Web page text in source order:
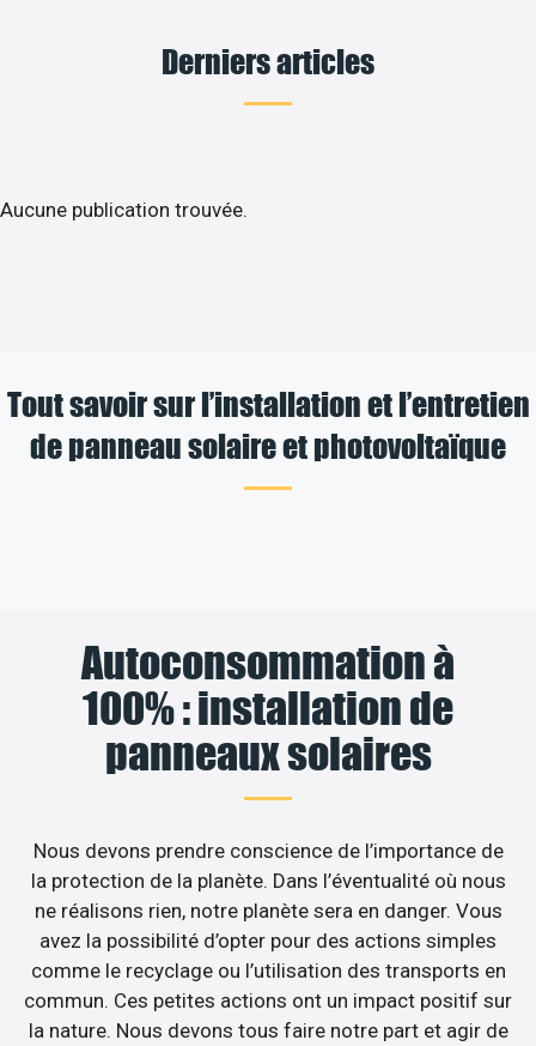
Derniers articles
Aucune publication trouvée.
Tout savoir sur l’installation et l’entretien
de panneau solaire et photovoltaïque
Autoconsommation à
100% : installation de
panneaux solaires
Nous devons prendre conscience de l’importance de
la protection de la planète. Dans l’éventualité où nous
ne réalisons rien, notre planète sera en danger. Vous
avez la possibilité d’opter pour des actions simples
comme le recyclage ou l’utilisation des transports en
commun. Ces petites actions ont un impact positif sur
la nature. Nous devons tous faire notre part et agir de